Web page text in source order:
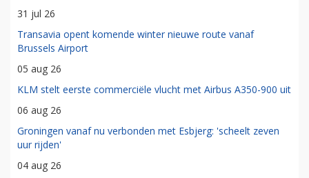
31 jul 26
Transavia opent komende winter nieuwe route vanaf
Brussels Airport
05 aug 26
KLM stelt eerste commerciële vlucht met Airbus A350-900 uit
06 aug 26
Groningen vanaf nu verbonden met Esbjerg: 'scheelt zeven
uur rijden'
04 aug 26